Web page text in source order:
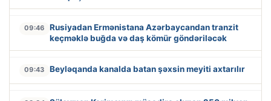
09:46
Rusiyadan Ermənistana Azərbaycandan tranzit
keçməklə buğda və daş kömür göndəriləcək
09:43 Beyləqanda kanalda batan şəxsin meyiti axtarılır